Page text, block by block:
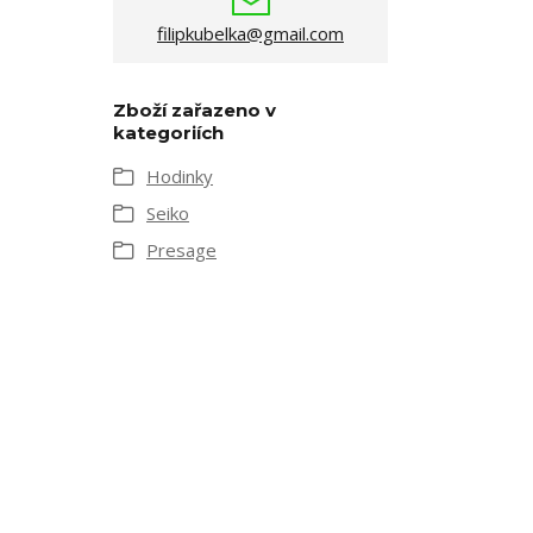
filipkubelka@gmail.com
Zboží zařazeno v
kategoriích
Hodinky
Seiko
Presage